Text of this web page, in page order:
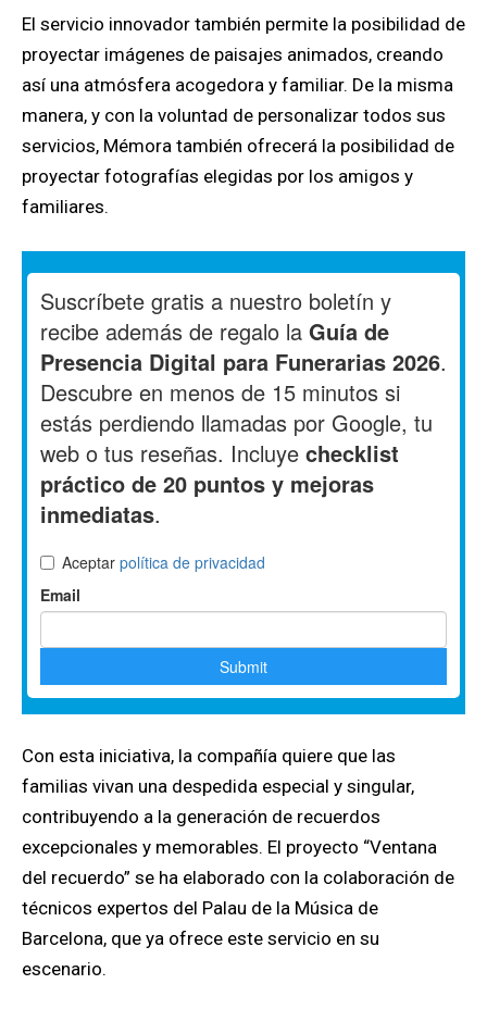
El servicio innovador también permite la posibilidad de
proyectar imágenes de paisajes animados, creando
así una atmósfera acogedora y familiar. De la misma
manera, y con la voluntad de personalizar todos sus
servicios, Mémora también ofrecerá la posibilidad de
proyectar fotografías elegidas por los amigos y
familiares.
Con esta iniciativa, la compañía quiere que las
familias vivan una despedida especial y singular,
contribuyendo a la generación de recuerdos
excepcionales y memorables. El proyecto “Ventana
del recuerdo” se ha elaborado con la colaboración de
técnicos expertos del Palau de la Música de
Barcelona, que ya ofrece este servicio en su
escenario.